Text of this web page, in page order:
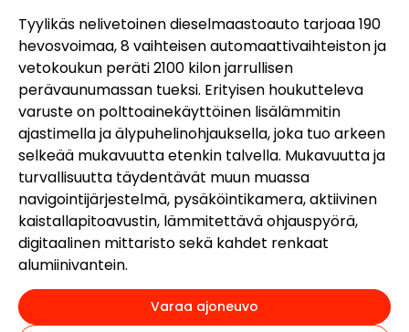
Tyylikäs nelivetoinen dieselmaastoauto tarjoaa 190
hevosvoimaa, 8 vaihteisen automaattivaihteiston ja
vetokoukun peräti 2100 kilon jarrullisen
perävaunumassan tueksi. Erityisen houkutteleva
varuste on polttoainekäyttöinen lisälämmitin
ajastimella ja älypuhelinohjauksella, joka tuo arkeen
selkeää mukavuutta etenkin talvella. Mukavuutta ja
turvallisuutta täydentävät muun muassa
navigointijärjestelmä, pysäköintikamera, aktiivinen
kaistallapitoavustin, lämmitettävä ohjauspyörä,
digitaalinen mittaristo sekä kahdet renkaat
alumiinivantein.
Varaa ajoneuvo